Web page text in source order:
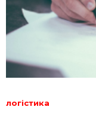
логістика